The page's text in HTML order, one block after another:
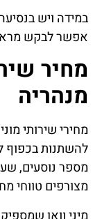
במידה ויש
אפשר לבקש
מחיר
מנהריה
מחירי שירותי
להשתנות בכפוף
מספר נוסעים,
מצורפים טווחי